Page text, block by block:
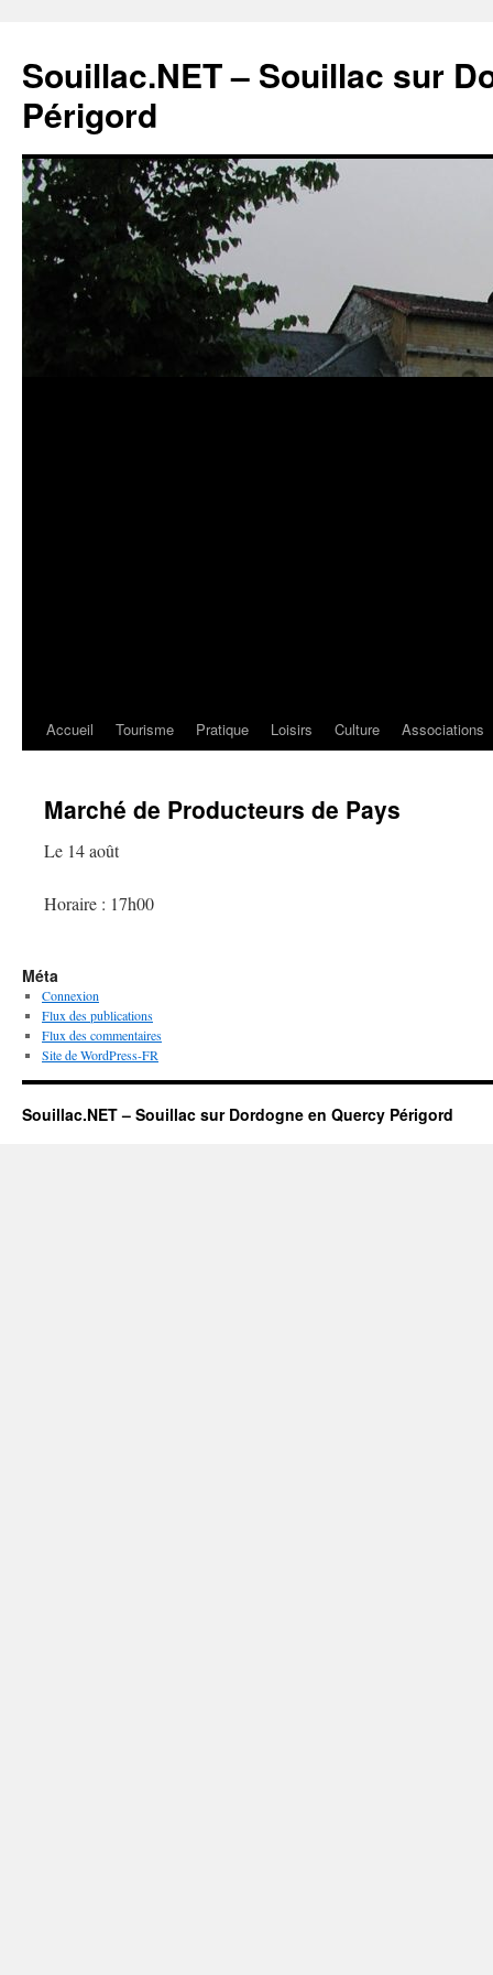
Souillac.NET – Souillac sur
Périgord
Accueil Tourisme Pratique Loisirs Culture Associations
Marché de Producteurs de Pays
Le 14 août
Horaire : 17h00
Méta
Connexion
Flux des publications
Flux des commentaires
Site de WordPress-FR
Souillac.NET – Souillac sur Dordogne en Quercy Périgord